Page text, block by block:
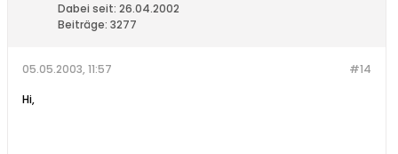
Dabei seit: 26.04.2002
Beiträge: 3277
#14
05.05.2003, 11:57
Hi,